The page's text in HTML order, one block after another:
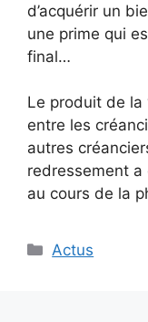
d’acquérir un
une prime qui
final…
Le produit de
entre les
autres
redressement
au cours de la
Catégories
Actus